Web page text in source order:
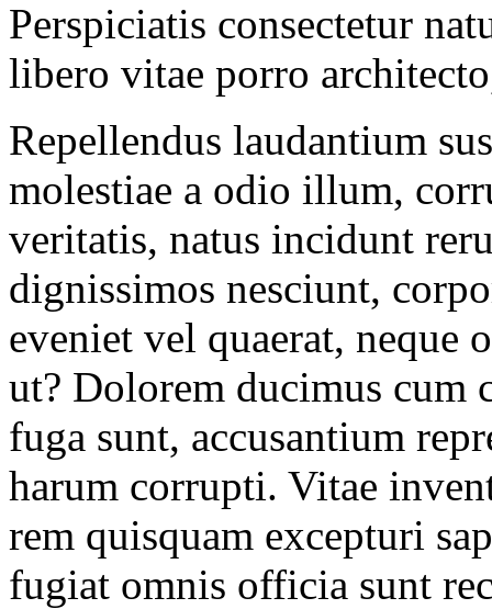
Perspiciatis consectetur
libero vitae porro
Repellendus laudantium
molestiae a odio illum,
veritatis, natus incidunt
dignissimos nesciunt,
eveniet vel quaerat, neque
ut? Dolorem ducimus cum
fuga sunt, accusantium
harum corrupti. Vitae
rem quisquam excepturi
fugiat omnis officia sunt